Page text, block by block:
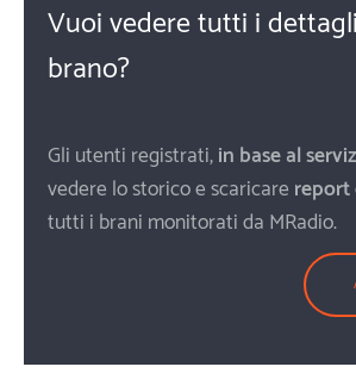
Vuoi vedere tutti i
brano?
Gli utenti registrati,in base al
vedere lo storico e scaricare
tutti i brani monitorati da MRadio.